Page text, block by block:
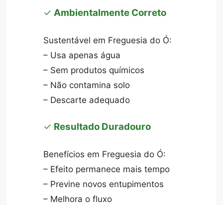
✓Ambientalmente Correto
Sustentável em Freguesia do Ó:
– Usa apenas água
– Sem produtos químicos
– Não contamina solo
– Descarte adequado
✓ Resultado Duradouro
Benefícios em Freguesia do Ó:
– Efeito permanece mais tempo
– Previne novos entupimentos
– Melhora o fluxo